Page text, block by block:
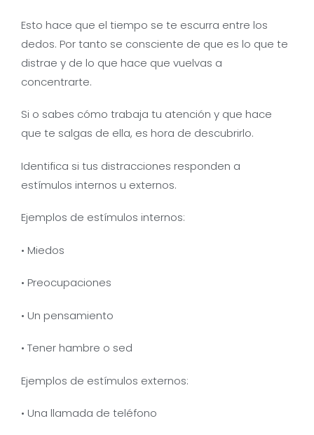
Esto hace que el tiempo se te escurra entre los
dedos. Por tanto se consciente de que es lo que te
distrae y de lo que hace que vuelvas a
concentrarte.
Si o sabes cómo trabaja tu atención y que hace
que te salgas de ella, es hora de descubrirlo.
Identifica si tus distracciones responden a
estímulos internos u externos.
Ejemplos de estímulos internos:
• Miedos
• Preocupaciones
• Un pensamiento
• Tener hambre o sed
Ejemplos de estímulos externos:
• Una llamada de teléfono